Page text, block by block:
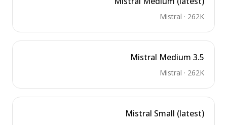
Mistral · 262K
Mistral Medium 3.5
Mistral · 262K
Mistral Small (latest)